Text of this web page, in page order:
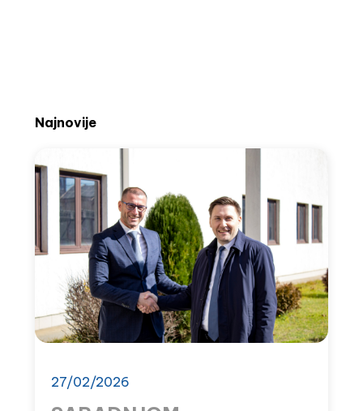
Najnovije
27/02/2026